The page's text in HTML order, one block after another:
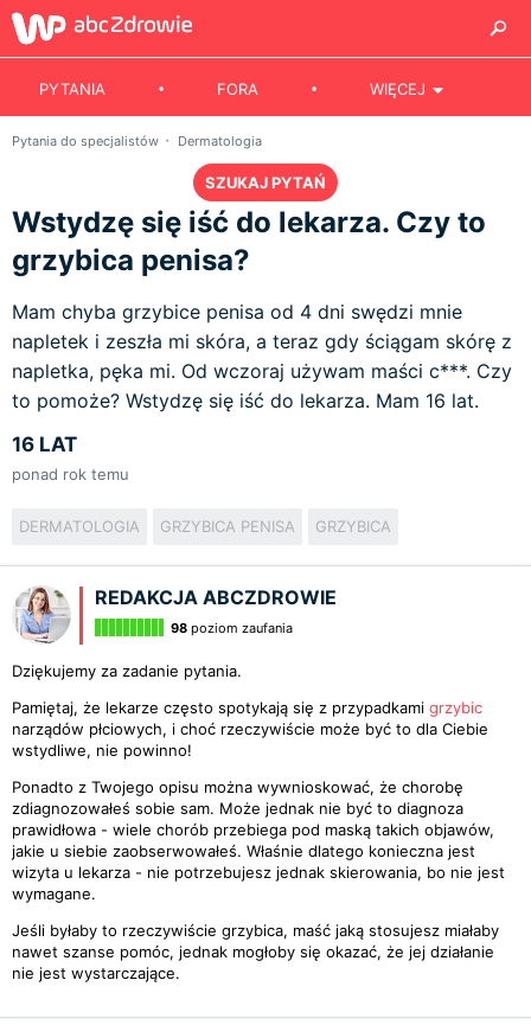
PYTANIA FORA WIĘCEJ
Pytania do specjalistów Dermatologia
SZUKAJ PYTAŃ
Wstydzę się iść do lekarza. Czy to
grzybica penisa?
Mam chyba grzybice penisa od 4 dni swędzi mnie
napletek i zeszła mi skóra, a teraz gdy ściągam skórę z
napletka, pęka mi. Od wczoraj używam maści c***. Czy
to pomoże? Wstydzę się iść do lekarza. Mam 16 lat.
16 LAT
ponad rok temu
DERMATOLOGIA GRZYBICA PENISA GRZYBICA
REDAKCJA ABCZDROWIE
98 poziom zaufania
Dziękujemy za zadanie pytania.
Pamiętaj, że lekarze często spotykają się z przypadkami grzybic
narządów płciowych, i choć rzeczywiście może być to dla Ciebie
wstydliwe, nie powinno!
Ponadto z Twojego opisu można wywnioskować, że chorobę
zdiagnozowałeś sobie sam. Może jednak nie być to diagnoza
prawidłowa - wiele chorób przebiega pod maską takich objawów,
jakie u siebie zaobserwowałeś. Właśnie dlatego konieczna jest
wizyta u lekarza - nie potrzebujesz jednak skierowania, bo nie jest
wymagane.
Jeśli byłaby to rzeczywiście grzybica, maść jaką stosujesz miałaby
nawet szanse pomóc, jednak mogłoby się okazać, że jej działanie
nie jest wystarczające.